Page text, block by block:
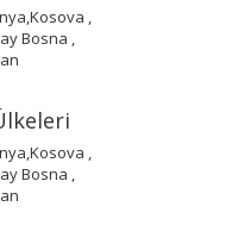
,
Bosna ,
,
Bosna ,